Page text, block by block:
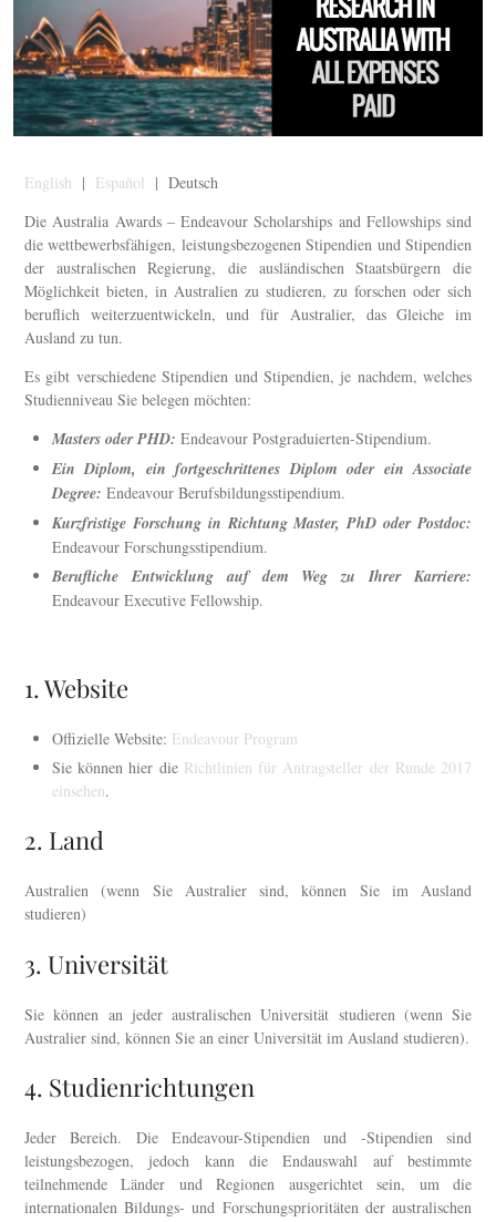
English | Español | Deutsch
Die Australia Awards – Endeavour Scholarships and Fellowships sind
die wettbewerbsfähigen, leistungsbezogenen Stipendien und Stipendien
der australischen Regierung, die ausländischen Staatsbürgern die
Möglichkeit bieten, in Australien zu studieren, zu forschen oder sich
beruflich weiterzuentwickeln, und für Australier, das Gleiche im
Ausland zu tun.
Es gibt verschiedene Stipendien und Stipendien, je nachdem, welches
Studienniveau Sie belegen möchten:
Masters oder PHD: Endeavour Postgraduierten-Stipendium.
Ein Diplom, ein fortgeschrittenes Diplom oder ein Associate
Degree: Endeavour Berufsbildungsstipendium.
Kurzfristige Forschung in Richtung Master, PhD oder Postdoc:
Endeavour Forschungsstipendium.
Berufliche Entwicklung auf dem Weg zu Ihrer Karriere:
Endeavour Executive Fellowship.
1. Website
Offizielle Website: Endeavour Program
Sie können hier die Richtlinien für Antragsteller der Runde 2017
einsehen.
2. Land
Australien (wenn Sie Australier sind, können Sie im Ausland
studieren)
3. Universität
Sie können an jeder australischen Universität studieren (wenn Sie
Australier sind, können Sie an einer Universität im Ausland studieren).
4. Studienrichtungen
Jeder Bereich. Die Endeavour-Stipendien und -Stipendien sind
leistungsbezogen, jedoch kann die Endauswahl auf bestimmte
teilnehmende Länder und Regionen ausgerichtet sein, um die
internationalen Bildungs- und Forschungsprioritäten der australischen